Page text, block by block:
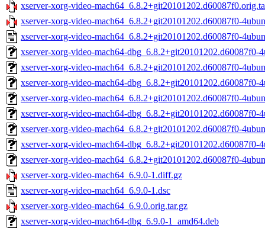
xserver-xorg-video-
xserver-xorg-video-mach64_6.8.2+git20101202.d60087f0-
xserver-xorg-video-mach64_6.8.2+git20101202.d60087f0-
xserver-xorg-video-mach64-dbg_6.8.2+git20101202.d60087f0-
xserver-xorg-video-mach64_6.8.2+git20101202.d60087f0-
xserver-xorg-video-mach64-dbg_6.8.2+git20101202.d60087f0-
xserver-xorg-video-mach64_6.8.2+git20101202.d60087f0-
xserver-xorg-video-mach64-dbg_6.8.2+git20101202.d60087f0-
xserver-xorg-video-mach64_6.8.2+git20101202.d60087f0-
xserver-xorg-video-mach64-dbg_6.8.2+git20101202.d60087f0-
xserver-xorg-video-mach64_6.8.2+git20101202.d60087f0-
xserver-xorg-video-mach64_6.9.0-1.diff.gz
xserver-xorg-video-mach64_6.9.0-1.dsc
xserver-xorg-video-mach64_6.9.0.orig.tar.gz
xserver-xorg-video-mach64-dbg_6.9.0-1_amd64.deb